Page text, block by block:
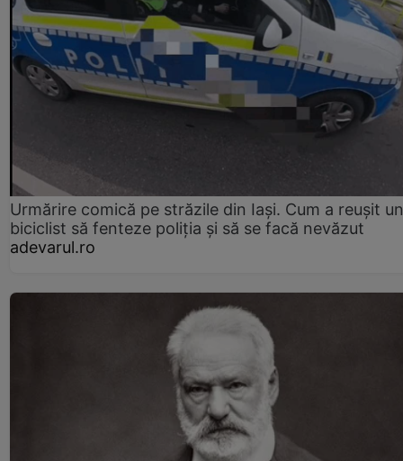
Urmărire comică pe străzile din Iași. Cum a reușit un
biciclist să fenteze poliția și să se facă nevăzut
adevarul.ro